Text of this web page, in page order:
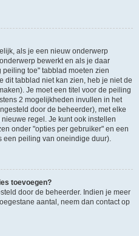
als je een nieuw onderwerp
bewerkt en als je daar
toe" tabblad moeten zien
dit tabblad niet kan zien, heb je niet de
Je moet een titel voor de peiling
2 mogelijkheden invullen in het
door de beheerder), met elke
regel. Je kunt ook instellen
onder "opties per gebruiker" en een
een peiling van oneindige duur).
toevoegen?
door de beheerder. Indien je meer
aantal, neem dan contact op